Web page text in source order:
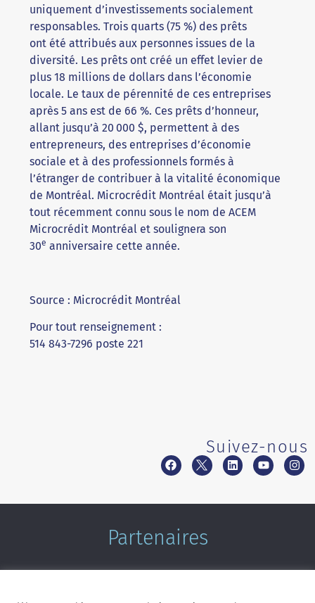
uniquement d’investissements socialement
responsables. Trois quarts (75 %) des prêts
ont été attribués aux personnes issues de la
diversité. Les prêts ont créé un effet levier de
plus 18 millions de dollars dans l’économie
locale. Le taux de pérennité de ces entreprises
après 5 ans est de 66 %. Ces prêts d’honneur,
allant jusqu’à 20 000 $, permettent à des
entrepreneurs, des entreprises d’économie
sociale et à des professionnels formés à
l’étranger de contribuer à la vitalité économique
de Montréal. Microcrédit Montréal était jusqu’à
tout récemment connu sous le nom de ACEM
Microcrédit Montréal et soulignera son
30e anniversaire cette année.
Source : Microcrédit Montréal
Pour tout renseignement :
514 843-7296 poste 221
Suivez-nous
Partenaires